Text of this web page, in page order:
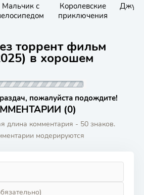
Мальчик с
Королевские
приключения
Джун
торрент фильм
в хорошем
пожалуйста подождите!
(0)
длина комментария - 50 знаков.
модерируются